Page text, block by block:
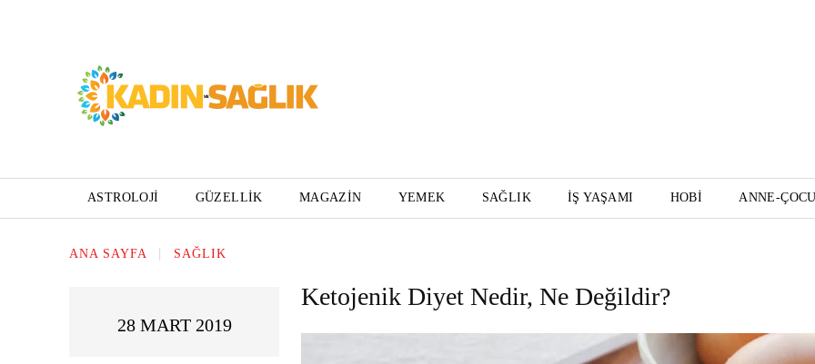
ASTROLOJI GÜZELLIK MAGAZIN YEMEK SAĞLIK İŞ YAŞAMI HOBI ANNE-
ANA SAYFA SAĞLIK
28 MART 2019
Ketojenik Diyet Nedir, Ne Değildir?